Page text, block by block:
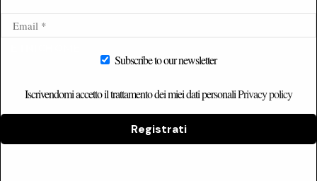
Chi siamo
Contatti
Subscribe to our newsletter
Iscrivendomi accetto il trattamento dei miei dati personaliPrivacy policy
Registrati